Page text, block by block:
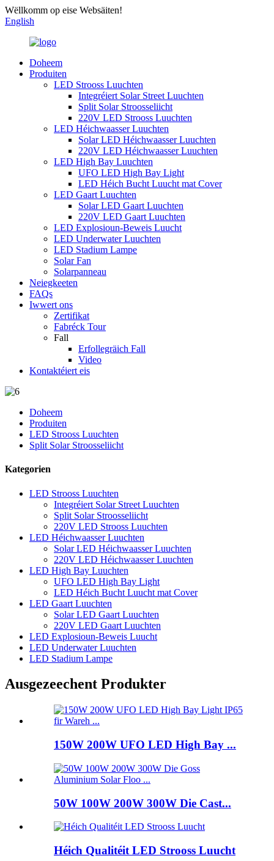
Wëllkomm op eise Websäiten!
English
Doheem
Produiten
LED Strooss Luuchten
Integréiert Solar Street Luuchten
Split Solar Stroosseliicht
220V LED Strooss Luuchten
LED Héichwaasser Luuchten
Solar LED Héichwaasser Luuchten
220V LED Héichwaasser Luuchten
LED High Bay Luuchten
UFO LED High Bay Light
LED Héich Bucht Luucht mat Cover
LED Gaart Luuchten
Solar LED Gaart Luuchten
220V LED Gaart Luuchten
LED Explosioun-Beweis Luucht
LED Underwater Luuchten
LED Stadium Lampe
Solar Fan
Solarpanneau
Neiegkeeten
FAQs
Iwwert ons
Zertifikat
Fabréck Tour
Fall
Erfollegräich Fall
Video
Kontaktéiert eis
Doheem
Produiten
LED Strooss Luuchten
Split Solar Stroosseliicht
Kategorien
LED Strooss Luuchten
Integréiert Solar Street Luuchten
Split Solar Stroosseliicht
220V LED Strooss Luuchten
LED Héichwaasser Luuchten
Solar LED Héichwaasser Luuchten
220V LED Héichwaasser Luuchten
LED High Bay Luuchten
UFO LED High Bay Light
LED Héich Bucht Luucht mat Cover
LED Gaart Luuchten
Solar LED Gaart Luuchten
220V LED Gaart Luuchten
LED Explosioun-Beweis Luucht
LED Underwater Luuchten
LED Stadium Lampe
Ausgezeechent Produkter
150W 200W UFO LED High Bay ...
50W 100W 200W 300W Die Cast...
Héich Qualitéit LED Strooss Luucht